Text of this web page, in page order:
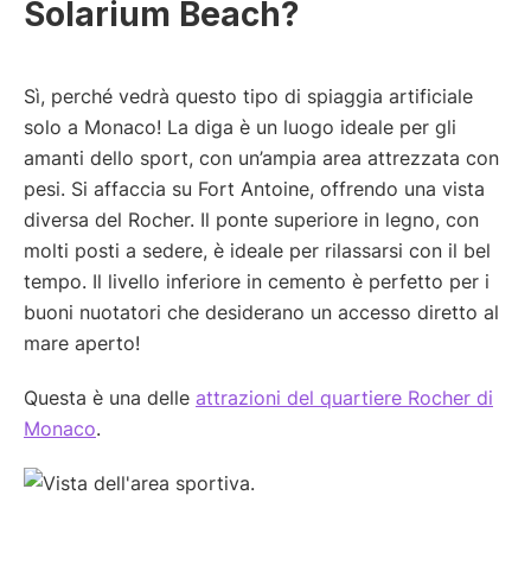
Solarium Beach?
Sì, perché vedrà questo tipo di spiaggia artificiale
solo a Monaco! La diga è un luogo ideale per gli
amanti dello sport, con un’ampia area attrezzata con
pesi. Si affaccia su Fort Antoine, offrendo una vista
diversa del Rocher. Il ponte superiore in legno, con
molti posti a sedere, è ideale per rilassarsi con il bel
tempo. Il livello inferiore in cemento è perfetto per i
buoni nuotatori che desiderano un accesso diretto al
mare aperto!
Questa è una delle attrazioni del quartiere Rocher di
Monaco.